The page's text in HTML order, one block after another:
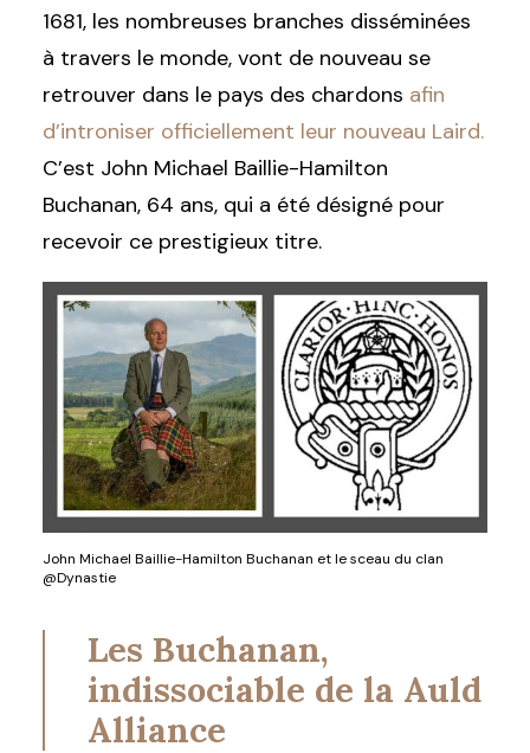
1681, les nombreuses branches disséminées
à travers le monde, vont de nouveau se
retrouver dans le pays des chardons afin
d’introniser officiellement leur nouveau Laird.
C’est John Michael Baillie-Hamilton
Buchanan, 64 ans, qui a été désigné pour
recevoir ce prestigieux titre.
John Michael Baillie-Hamilton Buchanan et le sceau du clan
@Dynastie
Les Buchanan,
indissociable de la Auld
Alliance